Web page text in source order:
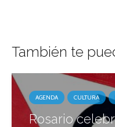
También te
AGENDA CULTURA
Rosario